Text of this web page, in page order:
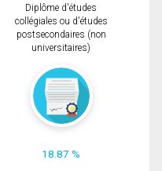
Diplôme d'études
collégiales ou d'études
postsecondaires (non
universitaires)
18.87 %